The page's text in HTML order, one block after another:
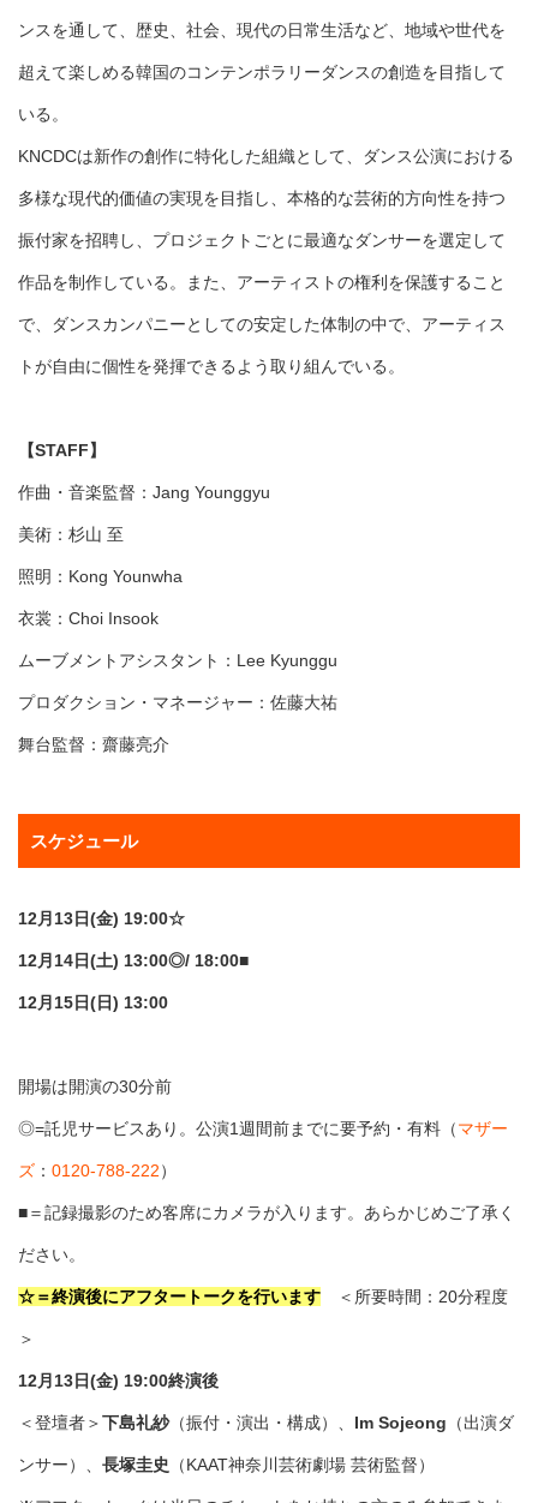
ンスを通して、歴史、社会、現代の日常生活など、地域や世代を
超えて楽しめる韓国のコンテンポラリーダンスの創造を目指して
いる。
KNCDCは新作の創作に特化した組織として、ダンス公演における
多様な現代的価値の実現を目指し、本格的な芸術的方向性を持つ
振付家を招聘し、プロジェクトごとに最適なダンサーを選定して
作品を制作している。また、アーティストの権利を保護すること
で、ダンスカンパニーとしての安定した体制の中で、アーティス
トが自由に個性を発揮できるよう取り組んでいる。
【STAFF】
作曲・音楽監督：Jang Younggyu
美術：杉山 至
照明：Kong Younwha
衣裳：Choi Insook
ムーブメントアシスタント：Lee Kyunggu
プロダクション・マネージャー：佐藤大祐
舞台監督：齋藤亮介
スケジュール
12月13日(金) 19:00☆
12月14日(土) 13:00◎/ 18:00■
12月15日(日) 13:00
開場は開演の30分前
◎=託児サービスあり。公演1週間前までに要予約・有料（マザー
ズ ： 0120-788-222）
■＝記録撮影のため客席にカメラが入ります。あらかじめご了承く
ださい。
☆＝終演後にアフタートークを行います ＜所要時間：20分程度
＞
12月13日(金) 19:00終演後
＜登壇者＞下島礼紗（振付・演出・構成）、 Im Sojeong （出演ダ
ンサー）、 長塚圭史 （KAAT神奈川芸術劇場 芸術監督）